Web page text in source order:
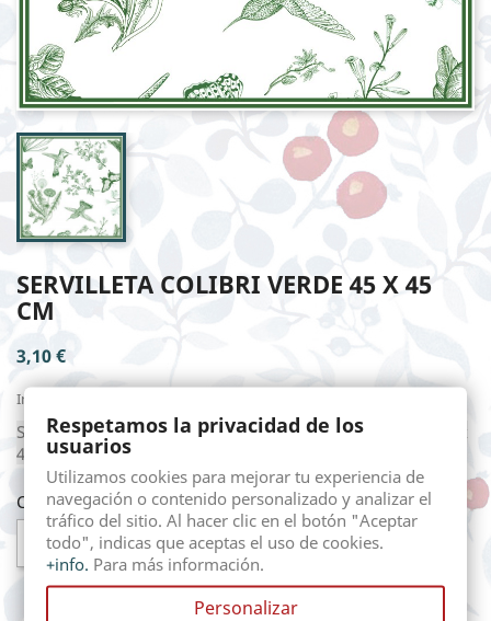
SERVILLETA COLIBRI VERDE 45 X 45
CM
3,10 €
Impuestos incluidos
Servilleta en lona estampada de algodón 100%, medida 45 x
45 cm.
Cantidad
 AÑADIR AL CARRITO
Respetamos la privacidad de los
usuarios
Utilizamos cookies para mejorar tu experiencia de
navegación o contenido personalizado y analizar el
tráfico del sitio. Al hacer clic en el botón "Aceptar
todo", indicas que aceptas el uso de cookies.
+info. Para más información.
Personalizar